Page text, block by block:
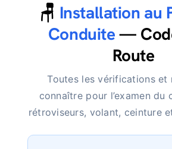
Collège
Langues
🪑 Installation au
Conduite—
Route
Toutes les vérifications et
connaître pour l’examen du
rétroviseurs, volant, ceinture